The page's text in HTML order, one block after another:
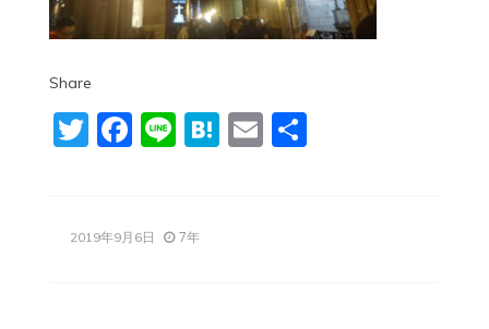
Share
Twitter
Facebook
LineHatena
Email
共
2019年9月6日 7年